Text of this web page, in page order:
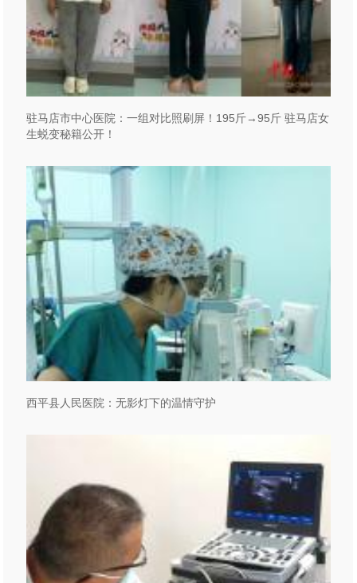
驻马店市中心医院：一组对比照刷屏！195斤→95斤 驻马店女
生蜕变秘籍公开！
西平县人民医院：无影灯下的温情守护